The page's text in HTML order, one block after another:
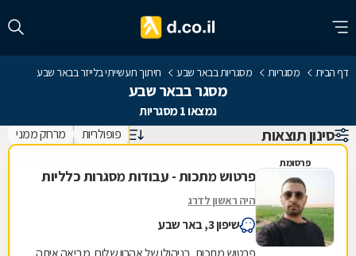
דף הבית מסגריות מסגריות בבאר שבע חיתוך תעשייתי בלייזר בבאר שבע
מסגר בבאר שבע
נמצאו 1 מסגריות
סינון תוצאות פופולריות מרחק ממני
פרסומת
פרטוש מתכות - עבודות מסגרות כלליות
היה ראשון לדרג
שיפון 3, באר שבע